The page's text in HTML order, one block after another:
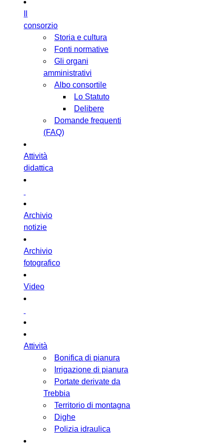
consorzio
Storia e cultura
Fonti normative
Gli organi
amministrativi
Albo consortile
Lo Statuto
Delibere
Domande frequenti
(FAQ)
Attività
didattica
Archivio
notizie
Archivio
fotografico
Video
Attività
Bonifica di pianura
Irrigazione di pianura
Portate derivate da
Trebbia
Territorio di montagna
Dighe
Polizia idraulica